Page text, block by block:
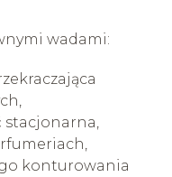
wadami:
konturowania